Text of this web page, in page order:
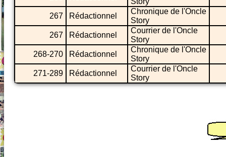
267
Rédactionnel
Chronique de l'Oncle
Story
267
Rédactionnel
Courrier de l'Oncle
Story
268-270
Rédactionnel
Chronique de l'Oncle
Story
271-289
Rédactionnel
Courrier de l'Oncle
Story